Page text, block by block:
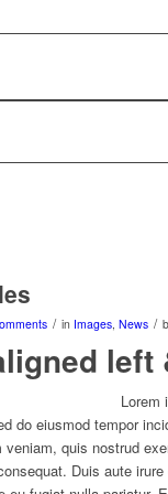
/ in Images, News /
left
Lorem
do eiusmod tempor
veniam, quis nostrud
Duis aute